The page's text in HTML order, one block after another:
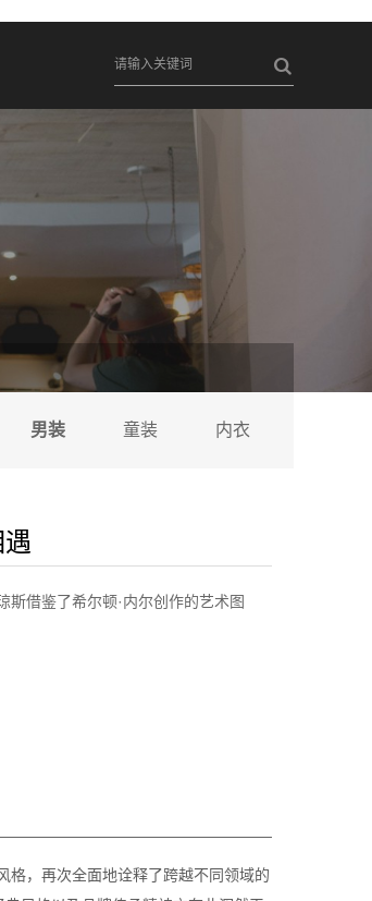
男装 童装 内衣
借鉴了希尔顿·内尔创作的艺术图
，再次全面地诠释了跨越不同领域的